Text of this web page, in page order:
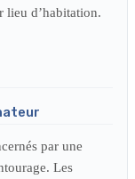
lieu d’habitation.
par une
Les